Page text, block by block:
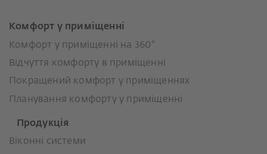
Комфорт у приміщенні
Комфорт у приміщенні на 360°
Відчуття комфорту в приміщенні
Покращений комфорт у приміщеннях
Планування комфорту у приміщенні
Продукція
Віконні системи